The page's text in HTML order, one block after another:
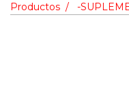
Productos -